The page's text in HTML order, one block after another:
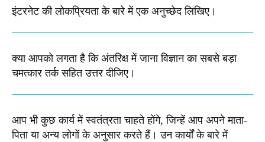
इंटरनेट की लोकप्रियता के बारे में एक अनुच्छेद लिखिए।
क्या आपको लगता है कि अंतरिक्ष में जाना विज्ञान का सबसे बड़ा
चमत्कार तर्क सहित उत्तर दीजिए।
आप भी कुछ कार्य में स्वतंत्रता चाहते होंगे, जिन्हें आप अपने माता-
पिता या अन्य लोगों के अनुसार करते हैं। उन कार्यों के बारे में